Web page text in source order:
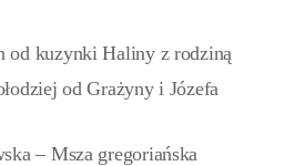
od kuzynki Haliny z rodziną
od Grażyny i Józefa
– Msza gregoriańska